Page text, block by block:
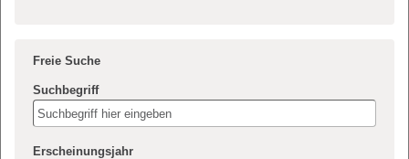
Freie Suche
Suchbegriff
Erscheinungsjahr